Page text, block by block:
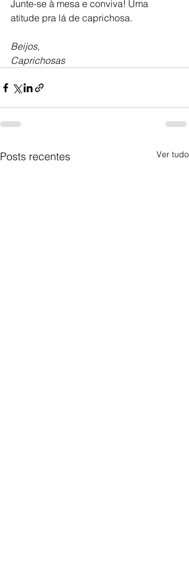
Junte-se à mesa e conviva! Uma
atitude pra lá de caprichosa.
Beijos,
Caprichosas
Posts recentes Ver tudo